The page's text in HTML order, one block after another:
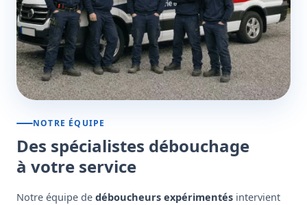
NOTRE ÉQUIPE
Des spécialistes débouchage
à votre service
Notre équipe de déboucheurs expérimentés intervient